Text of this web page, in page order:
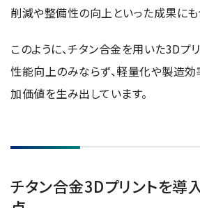
削減や整備性の向上といった成果にも
このように、チタン合金を用いた3Dプ
性能向上のみならず、軽量化や製造
加価値を生み出しています。
チタン合金3Dプリントを導